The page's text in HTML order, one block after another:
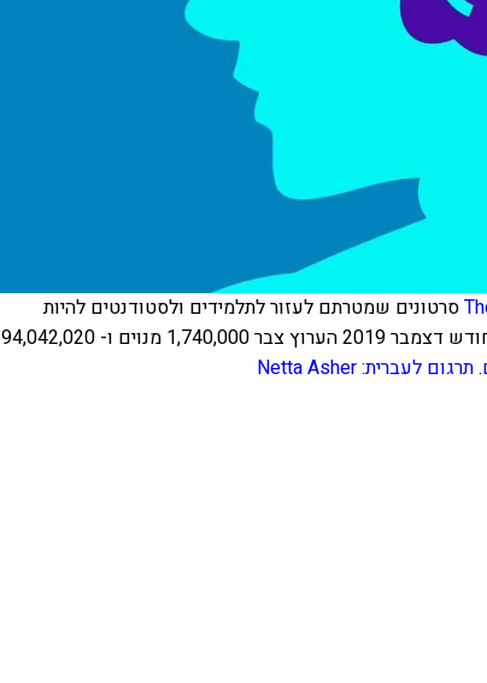
סרטונים שמטרתם לעזור לתלמידים ולסטודנטים להיות
פרודוקטיביים יותר ולהעניק לכולנו כישורי למידה טובים יותר. נכון לחודש דצמבר 2019 הערוץ צבר 1,740,000 מנוים ו- 94,042,020
.תרגום לעברית: Netta Asher